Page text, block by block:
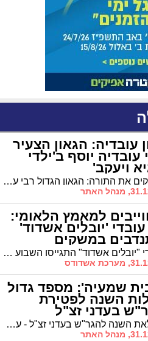
עובדיה: הגאון הצעיר
עובדיה יוסף ב'ילדי
ויעקב'
מחזקים את התורה: הגאון הגדול רבי עובדיה יוסף בשיעור מרכזי במרכז לצעירים "ילדי שגיא ויעקב"
האתר
למאמץ הלאומי:
'יובלים אשדוד'
במשקים
את העורף עובדי "יובלים אשדוד" התגייסו השבוע ליום עבודה במשק. העובדים פירקו צנרות שנשרפו והתבלו מתוך האדמה ובחממות וסייעו בהקמה מחדש של חממות והתקנת צנרת חדשה
אשדודס
שמעיה': מספד גדול
השנה לפטירת
בעדני זצ"ל
במלאת השנה להגר"ש בעדני זצ"ל - עצרת מספד מרכזית בבית המדרש "חניכי הישיבות בית שמעיה" * תלמידיו סופדים, גדול היה במידת הענווה, כולו היה למען האברכים, הקים עולה של תורה, תפילותיו כמונה מרגליות, תיקון השובבי"ם בתענית דיבור ומיעוט המאכלים
האתר